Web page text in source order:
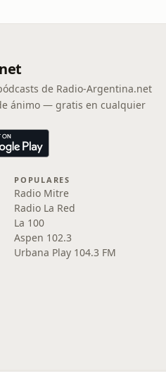
de Radio-Argentina.net
ánimo — gratis en cualquier
POPULARES
Radio Mitre
Radio La Red
La 100
Aspen 102.3
Urbana Play 104.3 FM